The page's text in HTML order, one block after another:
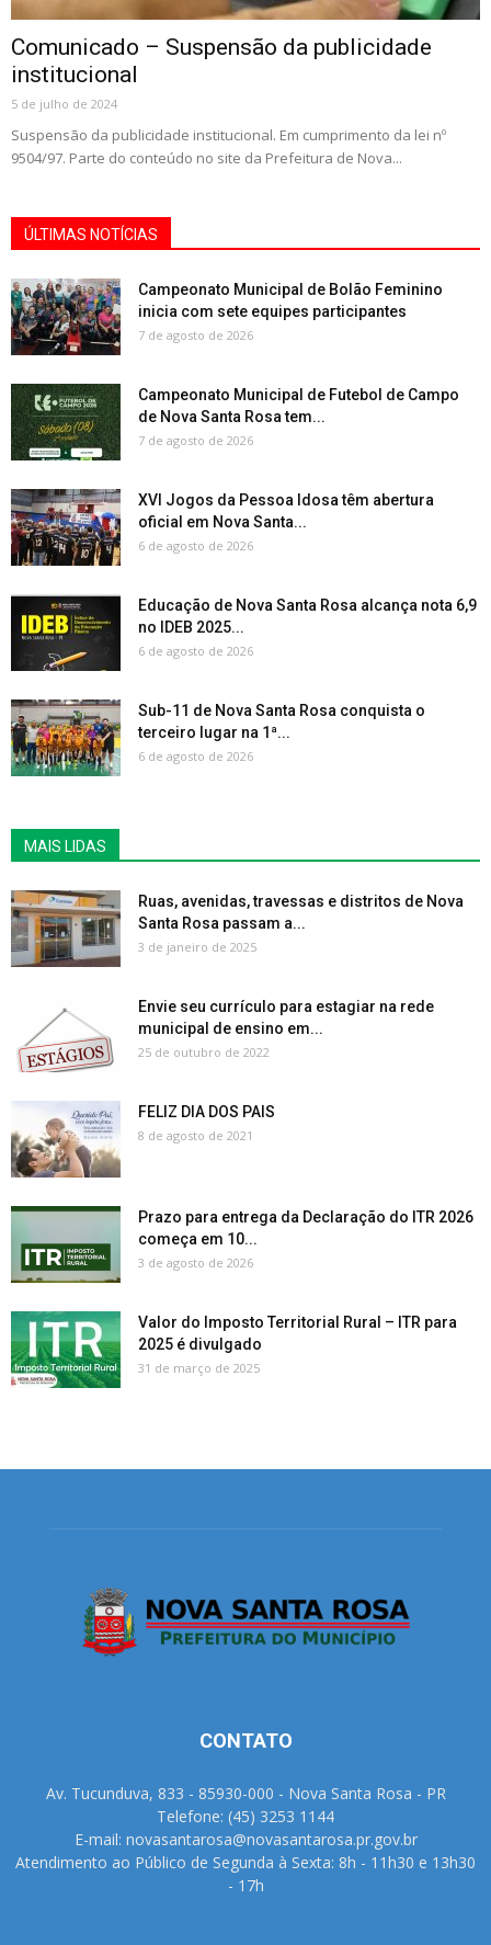
Comunicado – Suspensão da publicidade
institucional
5 de julho de 2024
Suspensão da publicidade institucional. Em cumprimento da lei nº
9504/97. Parte do conteúdo no site da Prefeitura de Nova...
ÚLTIMAS NOTÍCIAS
Campeonato Municipal de Bolão Feminino
inicia com sete equipes participantes
7 de agosto de 2026
Campeonato Municipal de Futebol de Campo
de Nova Santa Rosa tem...
7 de agosto de 2026
XVI Jogos da Pessoa Idosa têm abertura
oficial em Nova Santa...
6 de agosto de 2026
Educação de Nova Santa Rosa alcança nota 6,9
no IDEB 2025...
6 de agosto de 2026
Sub-11 de Nova Santa Rosa conquista o
terceiro lugar na 1ª...
6 de agosto de 2026
MAIS LIDAS
Ruas, avenidas, travessas e distritos de Nova
Santa Rosa passam a...
3 de janeiro de 2025
Envie seu currículo para estagiar na rede
municipal de ensino em...
25 de outubro de 2022
FELIZ DIA DOS PAIS
8 de agosto de 2021
Prazo para entrega da Declaração do ITR 2026
começa em 10...
3 de agosto de 2026
Valor do Imposto Territorial Rural – ITR para
2025 é divulgado
31 de março de 2025
CONTATO
Av. Tucunduva, 833 - 85930-000 - Nova Santa Rosa - PR
Telefone: (45) 3253 1144
E-mail: novasantarosa@novasantarosa.pr.gov.br
Atendimento ao Público de Segunda à Sexta: 8h - 11h30 e 13h30
- 17h